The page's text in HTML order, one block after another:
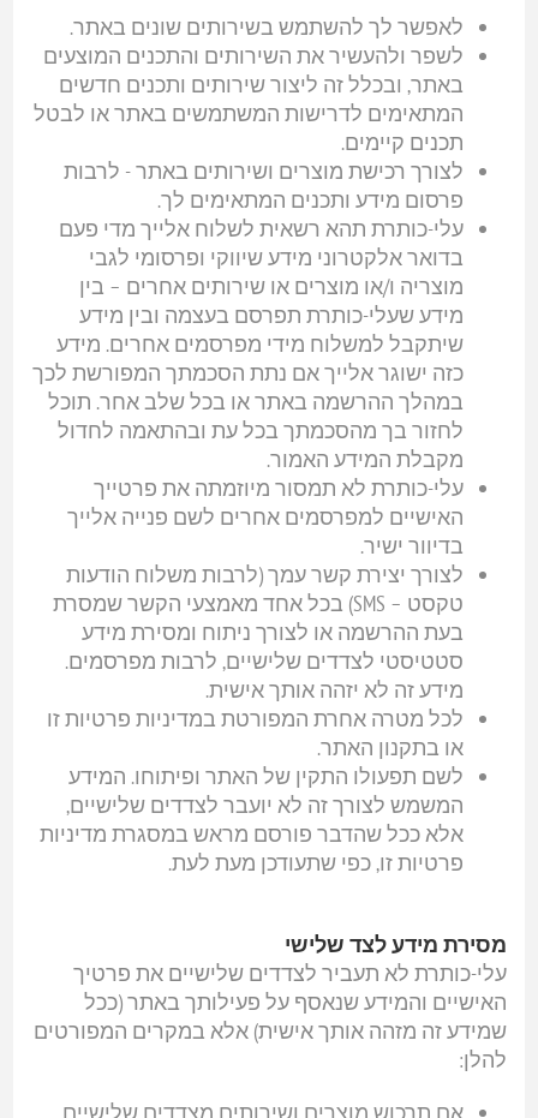
לאפשר לך להשתמש בשירותים שונים באתר.
לשפר ולהעשיר את השירותים והתכנים המוצעים
באתר, ובכלל זה ליצור שירותים ותכנים חדשים
המתאימים לדרישות המשתמשים באתר או לבטל
תכנים קיימים.
לצורך רכישת מוצרים ושירותים באתר - לרבות
פרסום מידע ותכנים המתאימים לך.
עלי-כותרת תהא רשאית לשלוח אלייך מדי פעם
בדואר אלקטרוני מידע שיווקי ופרסומי לגבי
מוצריה ו/או מוצרים או שירותים אחרים – בין
מידע שעלי-כותרת תפרסם בעצמה ובין מידע
שיתקבל למשלוח מידי מפרסמים אחרים. מידע
כזה ישוגר אלייך אם נתת הסכמתך המפורשת לכך
במהלך ההרשמה באתר או בכל שלב אחר. תוכל
לחזור בך מהסכמתך בכל עת ובהתאמה לחדול
מקבלת המידע האמור.
עלי-כותרת לא תמסור מיוזמתה את פרטייך
האישיים למפרסמים אחרים לשם פנייה אלייך
בדיוור ישיר.
לצורך יצירת קשר עמך (לרבות משלוח הודעות
טקסט – SMS) בכל אחד מאמצעי הקשר שמסרת
בעת ההרשמה או לצורך ניתוח ומסירת מידע
סטטיסטי לצדדים שלישיים, לרבות מפרסמים.
מידע זה לא יזהה אותך אישית.
לכל מטרה אחרת המפורטת במדיניות פרטיות זו
או בתקנון האתר.
לשם תפעולו התקין של האתר ופיתוחו. המידע
המשמש לצורך זה לא יועבר לצדדים שלישיים,
אלא ככל שהדבר פורסם מראש במסגרת מדיניות
פרטיות זו, כפי שתעודכן מעת לעת.
מסירת מידע לצד שלישי
עלי-כותרת לא תעביר לצדדים שלישיים את פרטיך
האישיים והמידע שנאסף על פעילותך באתר (ככל
שמידע זה מזהה אותך אישית) אלא במקרים המפורטים
להלן: